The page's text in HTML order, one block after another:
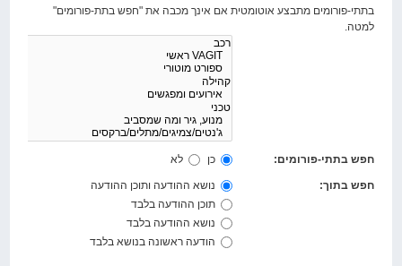
בתתי-פורומים מתבצע אוטומטית אם אינך מכבה את "חפש בתת-פורומים"
למטה.
חפש בתתי-פורומים: כן לא
חפש בתוך:
נושא ההודעה ותוכן ההודעה
תוכן ההודעה בלבד
נושא ההודעה בלבד
הודעה ראשונה בנושא בלבד